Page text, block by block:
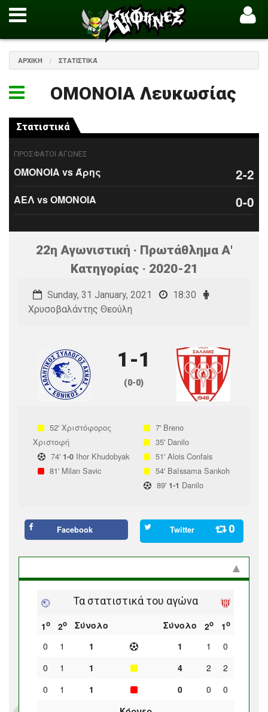
ΑΡΧΙΚΉ ΣΤΑΤΙΣΤΙΚΆ
ΟΜΟΝΟΙΑ Λευκωσίας
Στατιστικά
ΠΡΟΣΦΑΤΟΙ ΑΓΩΝΕΣ
ΟΜΟΝΟΙΑ vs Άρης 2-2
ΑΕΛ vs ΟΜΟΝΟΙΑ 0-0
22η Αγωνιστική · Πρωτάθλημα Α'
Κατηγορίας · 2020-21
Sunday, 31 January, 2021
18:30
Χρυσοβαλάντης Θεούλη
1-1
(0-0)
52' Χριστόφορος
Χριστοφή
74' 1-0 Ihor Khudobyak
81' Milan Savic
7' Breno
35' Danilo
51' Alois Confais
54' Baïssama Sankoh
89' 1-1 Danilo
Facebook Twitter 0
Τα στατιστικά του αγώνα
1ο 2ο Σύνολο Σύνολο 2ο 1ο
0 1 1 1 1
0
0
1 1 4 2
2
0
1 1 0 0
0